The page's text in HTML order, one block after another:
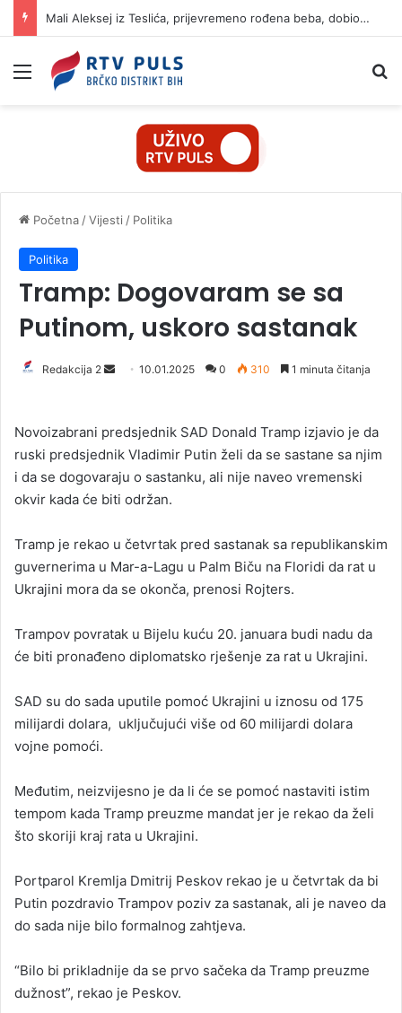
Mali Aleksej iz Teslića, prijevremeno rođena beba, dobio životnu bitku na UKC-u Srpske
Izbornik
Početna /Vijesti / Politika
Politika
Tramp: Dogovaram se sa
Putinom, uskoro sastanak
Redakcija 2
d
a
n
e
a
l
10.01.2025 0 310 1 minuta čitanja
Novoizabrani predsjednik SAD Donald Tramp izjavio je da
ruski predsjednik Vladimir Putin želi da se sastane sa njim
i da se dogovaraju o sastanku, ali nije naveo vremenski
okvir kada će biti održan.
Tramp je rekao u četvrtak pred sastanak sa republikanskim
guvernerima u Mar-a-Lagu u Palm Biču na Floridi da rat u
Ukrajini mora da se okonča, prenosi Rojters.
Trampov povratak u Bijelu kuću 20. januara budi nadu da
će biti pronađeno diplomatsko rješenje za rat u Ukrajini.
SAD su do sada uputile pomoć Ukrajini u iznosu od 175
milijardi dolara, uključujući više od 60 milijardi dolara
vojne pomoći.
Međutim, neizvijesno je da li će se pomoć nastaviti istim
tempom kada Tramp preuzme mandat jer je rekao da želi
što skoriji kraj rata u Ukrajini.
Portparol Kremlja Dmitrij Peskov rekao je u četvrtak da bi
Putin pozdravio Trampov poziv za sastanak, ali je naveo da
do sada nije bilo formalnog zahtjeva.
“Bilo bi prikladnije da se prvo sačeka da Tramp preuzme
dužnost”, rekao je Peskov.